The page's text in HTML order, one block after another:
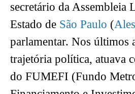
secretário da Assembleia
Estado de São Paulo (
parlamentar. Nos últimos
trajetória política, atuava
do FUMEFI (Fundo